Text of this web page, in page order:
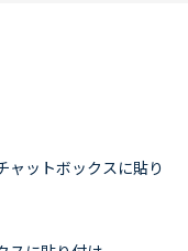
ャットボックスに貼り